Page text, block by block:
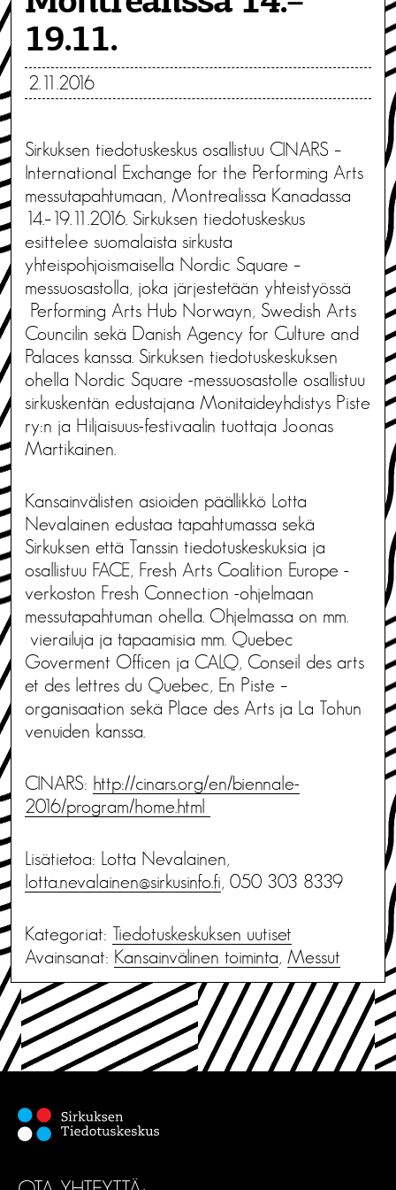
19.11.
2.11.2016
Sirkuksen tiedotuskeskus osallistuu CINARS –
International Exchange for the Performing Arts
messutapahtumaan, Montrealissa Kanadassa
14.–19.11.2016. Sirkuksen tiedotuskeskus
esittelee suomalaista sirkusta
yhteispohjoismaisella Nordic Square –
messuosastolla, joka järjestetään yhteistyössä
Performing Arts Hub Norwayn, Swedish Arts
Councilin sekä Danish Agency for Culture and
Palaces kanssa. Sirkuksen tiedotuskeskuksen
ohella Nordic Square -messuosastolle osallistuu
sirkuskentän edustajana Monitaideyhdistys Piste
ry:n ja Hiljaisuus-festivaalin tuottaja Joonas
Martikainen.
Kansainvälisten asioiden päällikkö Lotta
Nevalainen edustaa tapahtumassa sekä
Sirkuksen että Tanssin tiedotuskeskuksia ja
osallistuu FACE, Fresh Arts Coalition Europe -
verkoston Fresh Connection -ohjelmaan
messutapahtuman ohella. Ohjelmassa on mm.
vierailuja ja tapaamisia mm. Quebec
Goverment Officen ja CALQ, Conseil des arts
et des lettres du Quebec, En Piste –
organisaation sekä Place des Arts ja La Tohun
venuiden kanssa.
CINARS: http://cinars.org/en/biennale-
2016/program/home.html
Lisätietoa: Lotta Nevalainen,
lotta.nevalainen@sirkusinfo.fi, 050 303 8339
Kategoriat: Tiedotus­keskuksen uutiset
Avainsanat: Kansainvälinen toiminta, Messut